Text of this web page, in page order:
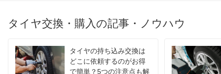
タイヤ交換・購入の記事・ノウハウ
タイヤの持ち込み交換は
どこに依頼するのがお得
で簡単？5つの注意点も解